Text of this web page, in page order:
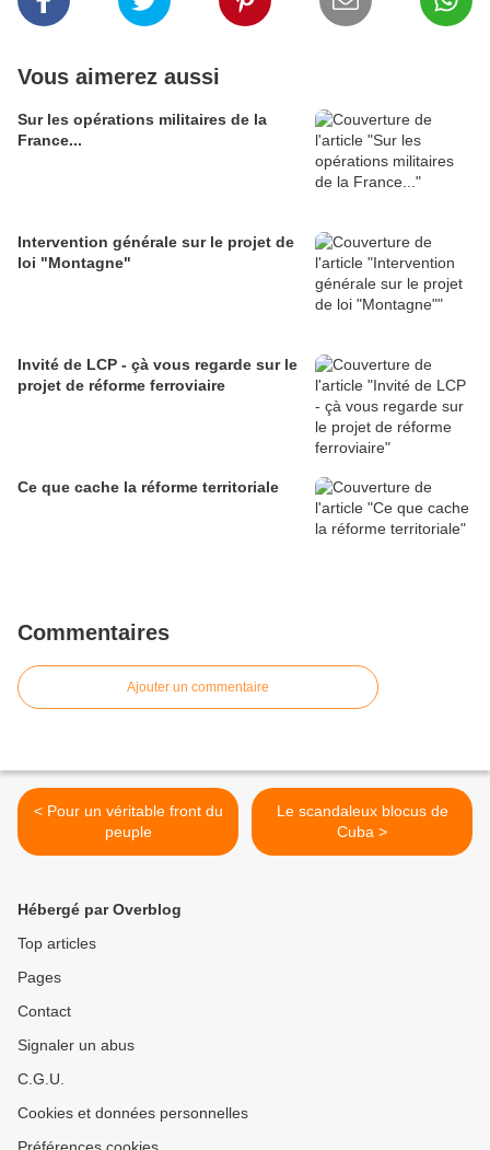
Vous aimerez aussi
Sur les opérations militaires de la
France...
Intervention générale sur le projet de
loi "Montagne"
Invité de LCP - çà vous regarde sur le
projet de réforme ferroviaire
Ce que cache la réforme territoriale
Commentaires
Ajouter un commentaire
< Pour un véritable front du
peuple
Le scandaleux blocus de
Cuba >
Hébergé par Overblog
Top articles
Pages
Contact
Signaler un abus
C.G.U.
Cookies et données personnelles